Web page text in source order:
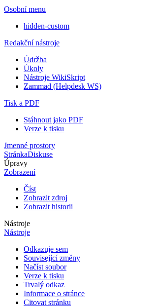
Osobní menu
hidden-custom
Redakční nástroje
Údržba
Úkoly
Nástroje WikiSkript
Zammad (Helpdesk WS)
Tisk a PDF
Stáhnout jako PDF
Verze k tisku
Jmenné prostory
StránkaDiskuse
Úpravy
Zobrazení
Číst
Zobrazit zdroj
Zobrazit historii
Nástroje
Nástroje
Odkazuje sem
Související změny
Načíst soubor
Verze k tisku
Trvalý odkaz
Informace o stránce
Citovat stránku